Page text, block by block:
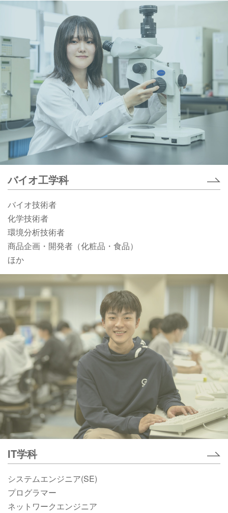
バイオ工学科
バイオ技術者
化学技術者
環境分析技術者
商品企画・開発者（化粧品・食品）
ほか
IT学科
システムエンジニア(SE)
プログラマー
ネットワークエンジニア